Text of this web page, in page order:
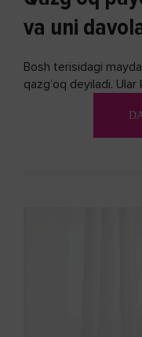
va uni
Bosh terisidagi
qazg’oq deyiladi.